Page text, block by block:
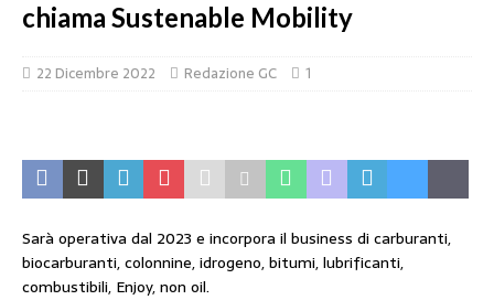
chiama Sustenable Mobility
22 Dicembre 2022 Redazione GC 1
Sarà operativa dal 2023 e incorpora il business di carburanti,
biocarburanti, colonnine, idrogeno, bitumi, lubrificanti,
combustibili, Enjoy, non oil.